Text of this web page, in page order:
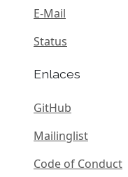
E-Mail
Status
Enlaces
GitHub
Mailinglist
Code of Conduct